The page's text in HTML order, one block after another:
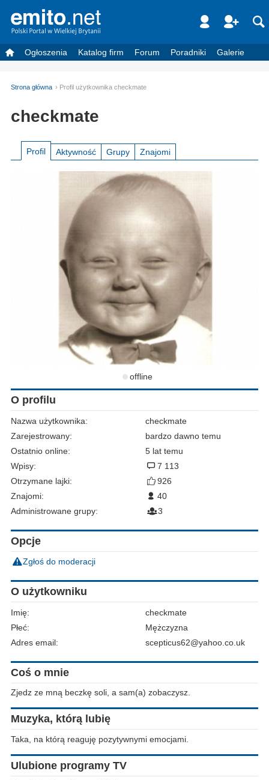
Ogłoszenia Katalog firm Forum Poradniki Galerie
Strona główna Profil użytkownika checkmate
checkmate
Profil Aktywność Grupy Znajomi
offline
O profilu
Nazwa użytkownika:
checkmate
Zarejestrowany:
bardzo dawno temu
Ostatnio online:
5 lat temu
Wpisy:
7 113
Otrzymane lajki:
926
Znajomi:
40
Administrowane grupy:
3
Opcje
Zgłoś do moderacji
O użytkowniku
Imię:
checkmate
Płeć:
Mężczyzna
Adres email:
scepticus62@yahoo.co.uk
Coś o mnie
Zjedz ze mną beczkę soli, a sam(a) zobaczysz.
Muzyka, którą lubię
Taka, na którą reaguję pozytywnymi emocjami.
Ulubione programy TV